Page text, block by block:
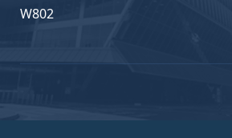
W802